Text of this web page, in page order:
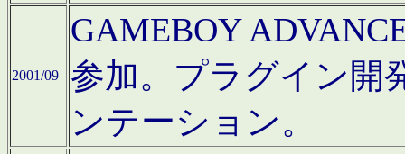
2001/09
GAMEBOY
参加。プラグイン開
ンテーション。